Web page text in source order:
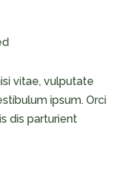
vitae, vulputate
ipsum. Orci
dis parturient